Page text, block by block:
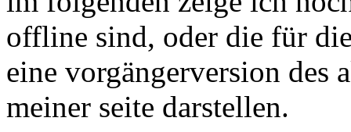
offline sind, oder die für
eine vorgängerversion des
meiner seite darstellen.